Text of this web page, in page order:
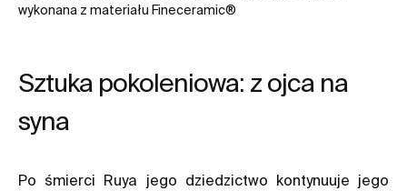
Sztuka pokoleniowa: z ojca na
syna
Po śmierci Ruya jego dziedzictwo kontynuuje jego
wykonana z materiału Fineceramic®